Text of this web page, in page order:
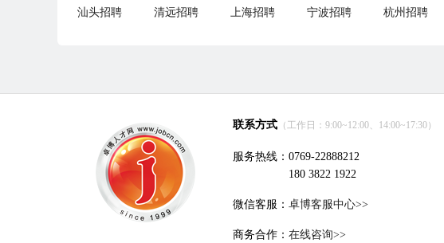
汕头招聘 清远招聘 上海招聘 宁波招聘 杭州招聘
联系方式 （工作日：9:00~12:00、14:00~17:30）
服务热线：0769-22888212
180 3822 1922
微信客服： 卓博客服中心>>
商务合作： 在线咨询>>